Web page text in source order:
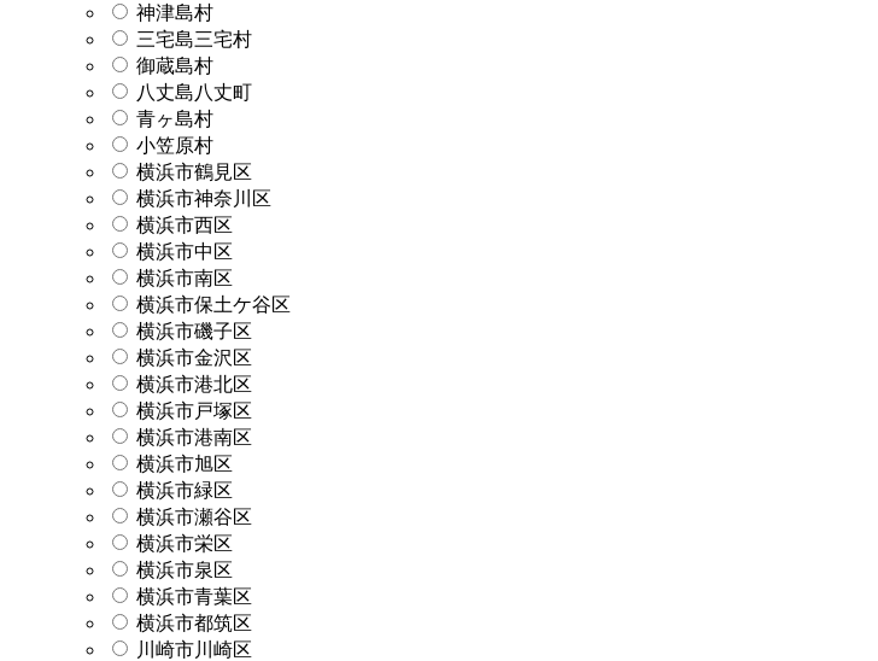
神津島村
三宅島三宅村
御蔵島村
八丈島八丈町
青ヶ島村
小笠原村
横浜市鶴見区
横浜市神奈川区
横浜市西区
横浜市中区
横浜市南区
横浜市保土ケ谷区
横浜市磯子区
横浜市金沢区
横浜市港北区
横浜市戸塚区
横浜市港南区
横浜市旭区
横浜市緑区
横浜市瀬谷区
横浜市栄区
横浜市泉区
横浜市青葉区
横浜市都筑区
川崎市川崎区